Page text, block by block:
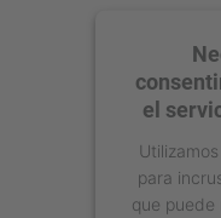
el
para
que puede